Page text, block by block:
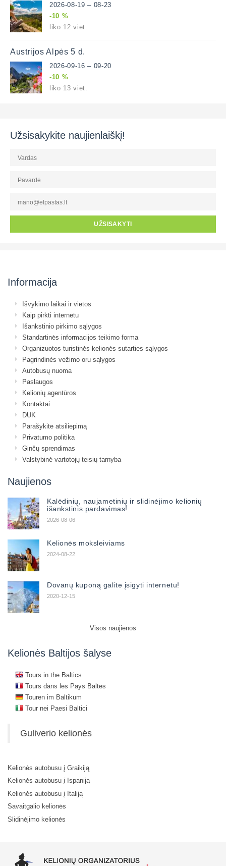
2026-08-19 – 08-23
-10 %
liko 12 viet.
Austrijos Alpės 5 d.
2026-09-16 – 09-20
-10 %
liko 13 viet.
Užsisakykite naujienlaiškį!
UŽSISAKYTI
Informacija
Išvykimo laikai ir vietos
Kaip pirkti internetu
Išankstinio pirkimo sąlygos
Standartinės informacijos teikimo forma
Organizuotos turistinės kelionės sutarties sąlygos
Pagrindinės vežimo oru sąlygos
Autobusų nuoma
Paslaugos
Kelionių agentūros
Kontaktai
DUK
Parašykite atsiliepimą
Privatumo politika
Ginčų sprendimas
Valstybinė vartotojų teisių tarnyba
Naujienos
Kalėdinių, naujametinių ir slidinėjimo kelionių
išankstinis pardavimas!
2026-08-06
Kelionės moksleiviams
2024-08-22
Dovanų kuponą galite įsigyti internetu!
2020-12-15
Visos naujienos
Kelionės Baltijos šalyse
Tours in the Baltics
Tours dans les Pays Baltes
Touren im Baltikum
Tour nei Paesi Baltici
Guliverio kelionės
Kelionės autobusu į Graikiją
Kelionės autobusu į Ispaniją
Kelionės autobusu į Italiją
Savaitgalio kelionės
Slidinėjimo kelionės